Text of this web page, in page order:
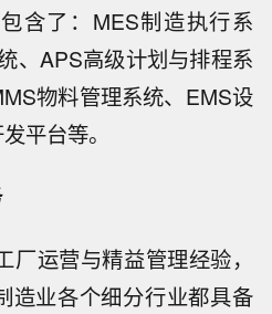
含了：MES制造执行系
、APS高级计划与排程系
物料管理系统、EMS设
平台等。
运营与精益管理经验，
造业各个细分行业都具备